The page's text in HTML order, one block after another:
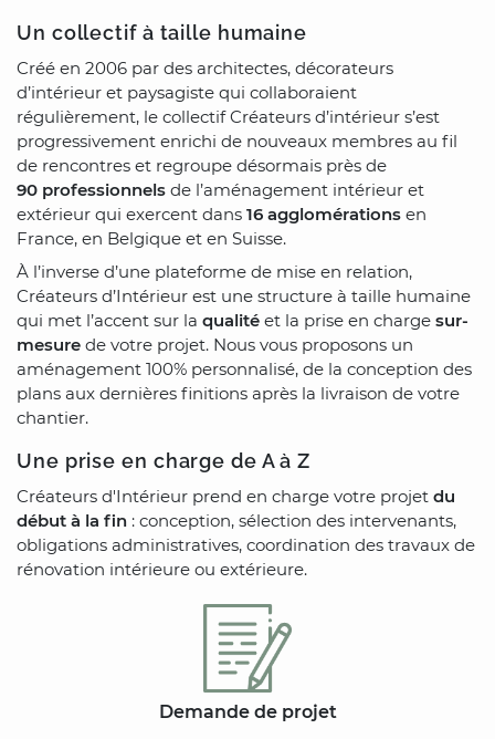
Un collectif à taille humaine
Créé en 2006 par des architectes, décorateurs
d’intérieur et paysagiste qui collaboraient
régulièrement, le collectif Créateurs d’intérieur s’est
progressivement enrichi de nouveaux membres au fil
de rencontres et regroupe désormais près de
90 professionnels de l’aménagement intérieur et
extérieur qui exercent dans 16 agglomérations en
France, en Belgique et en Suisse.
À l’inverse d’une plateforme de mise en relation,
Créateurs d’Intérieur est une structure à taille humaine
qui met l’accent sur la qualité et la prise en charge sur-
mesure de votre projet. Nous vous proposons un
aménagement 100% personnalisé, de la conception des
plans aux dernières finitions après la livraison de votre
chantier.
Une prise en charge de A à Z
Créateurs d'Intérieur prend en charge votre projet du
début à la fin : conception, sélection des intervenants,
obligations administratives, coordination des travaux de
rénovation intérieure ou extérieure.
Demande de projet